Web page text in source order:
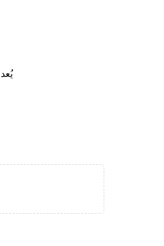
يُعد معرض كانتون أحد أكبر المعارض التجارية وأكثرها تأثيراً في العالم، حيث يجمع المشترين والموردين من جميع أنحاء العالم.